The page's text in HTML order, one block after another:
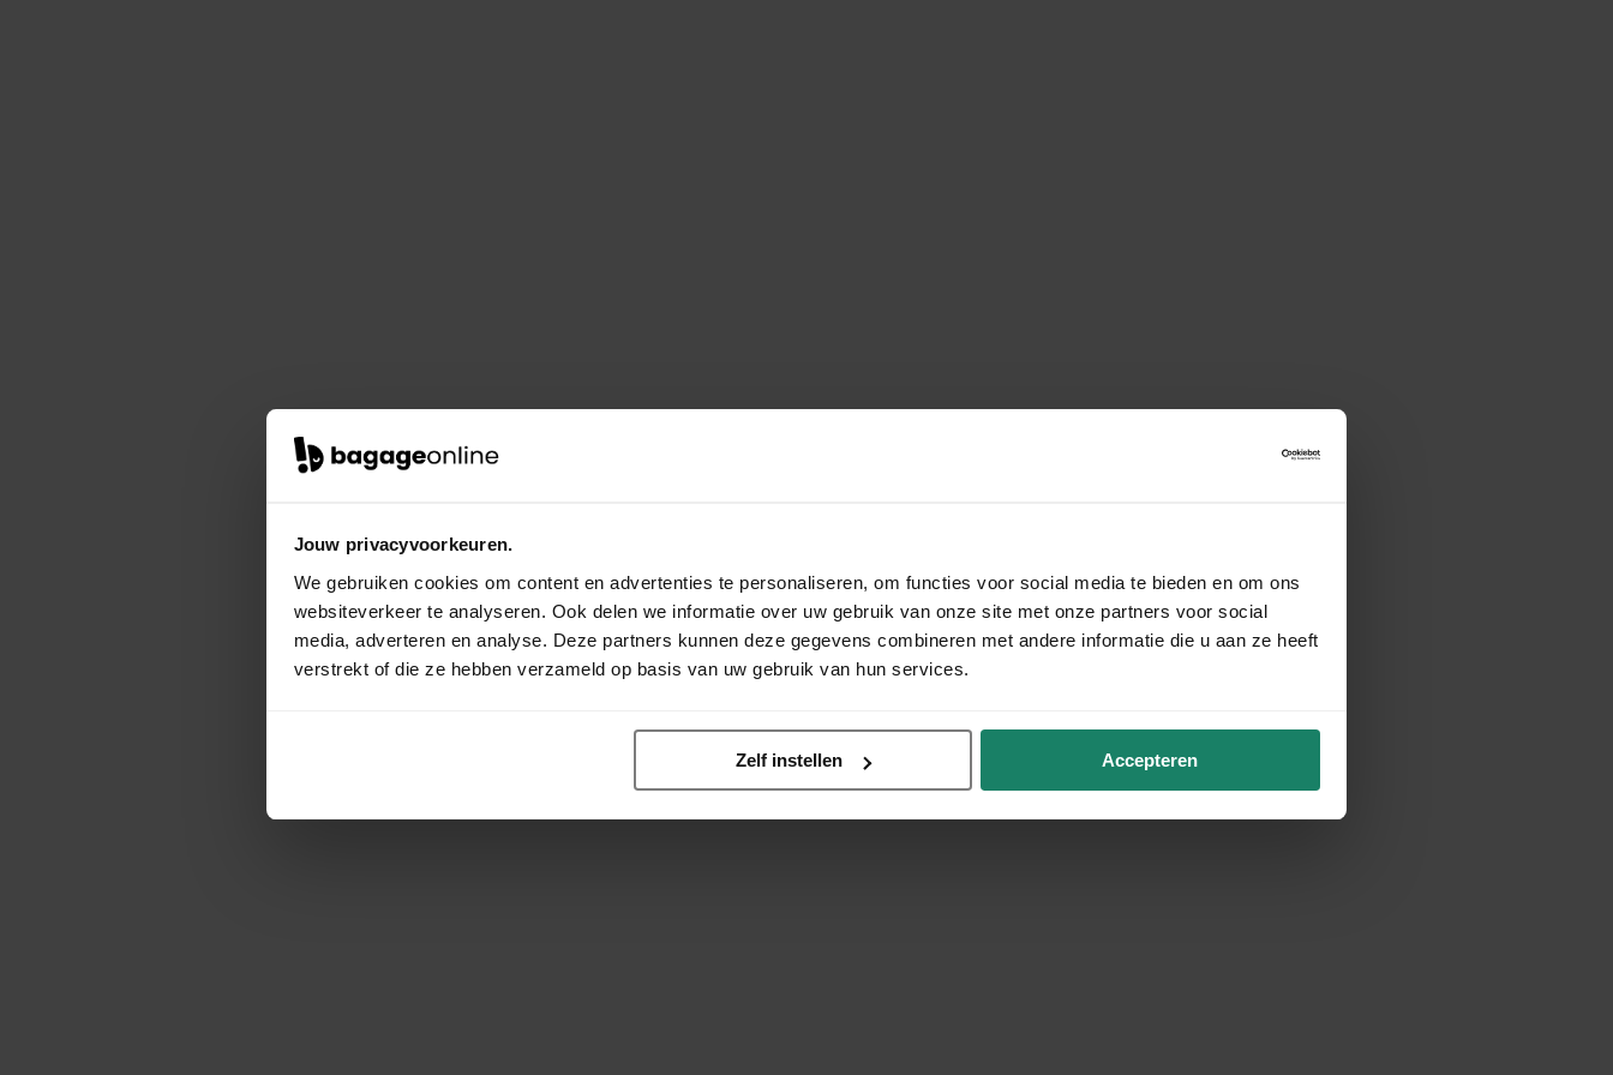
Jouw privacyvoorkeuren.
We gebruiken cookies om content en advertenties te personaliseren, om functies voor social media te bieden en om ons
websiteverkeer te analyseren. Ook delen we informatie over uw gebruik van onze site met onze partners voor social
media, adverteren en analyse. Deze partners kunnen deze gegevens combineren met andere informatie die u aan ze heeft
verstrekt of die ze hebben verzameld op basis van uw gebruik van hun services.
Zelf instellen Accepteren